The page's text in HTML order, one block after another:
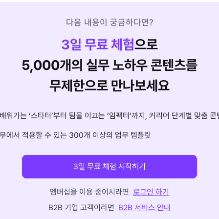
다음 내용이 궁금하다면?
3일 무료 체험으로
5,000개의 실무 노하우 콘텐츠를
무제한으로 만나보세요
워가는 ‘스타터’부터 팀을 이끄는 ‘임팩터’까지, 커리어 단계별 맞춤 콘
에서 적용할 수 있는 300개 이상의 업무 템플릿
3일 무료 체험 시작하기
멤버십을 이용 중이시라면 로그인 하기
B2B 기업 고객이라면 B2B 서비스 안내